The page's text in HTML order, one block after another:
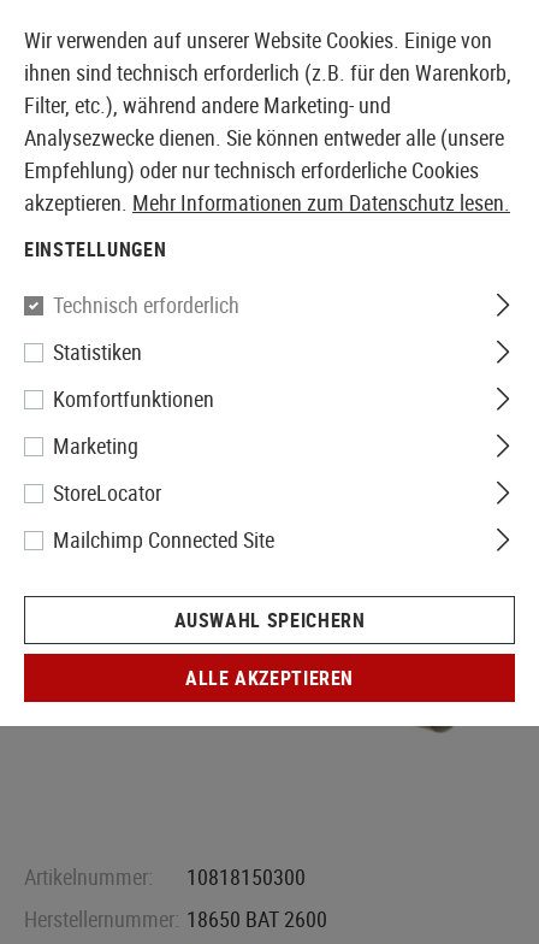
EUROPÄISCHER AIRSOFT SHOP & GROßHÄNDLER
Klarus
18650 Battery 3.7V 2600mAh
Artikelnummer:
10818150300
Herstellernummer: 18650 BAT 2600
Wir verwenden auf unserer Website Cookies. Einige von
ihnen sind technisch erforderlich (z.B. für den Warenkorb,
Filter, etc.), während andere Marketing- und
Analysezwecke dienen. Sie können entweder alle (unsere
Empfehlung) oder nur technisch erforderliche Cookies
akzeptieren. Mehr Informationen zum Datenschutz lesen.
EINSTELLUNGEN
Technisch erforderlich
Statistiken
Komfortfunktionen
Marketing
StoreLocator
Mailchimp Connected Site
AUSWAHL SPEICHERN
ALLE AKZEPTIEREN